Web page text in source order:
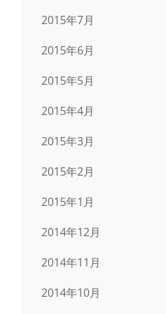
2015年7月
2015年6月
2015年5月
2015年4月
2015年3月
2015年2月
2015年1月
2014年12月
2014年11月
2014年10月